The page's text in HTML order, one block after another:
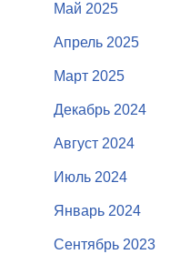
Май 2025
Апрель 2025
Март 2025
Декабрь 2024
Август 2024
Июль 2024
Январь 2024
Сентябрь 2023